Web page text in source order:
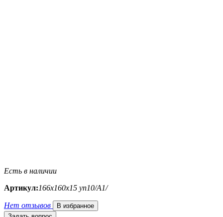
Есть в наличии
Артикул:166х160х15 уп10/A1/
Нет отзывов
В избранное